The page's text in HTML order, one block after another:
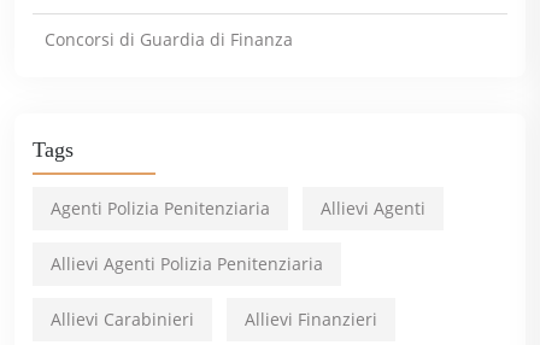
Concorsi di Guardia di Finanza
Tags
Agenti Polizia Penitenziaria Allievi Agenti
Allievi Agenti Polizia Penitenziaria
Allievi Carabinieri Allievi Finanzieri